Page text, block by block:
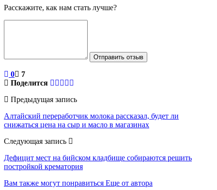
Расскажите, как нам стать лучше?
Отправить отзыв
0
7
Поделится
Предыдущая запись
Алтайский переработчик молока рассказал, будет ли
снижаться цена на сыр и масло в магазинах
Следующая запись
Дефицит мест на бийском кладбище собираются решить
постройкой крематория
Вам также могут понравиться Еще от автора